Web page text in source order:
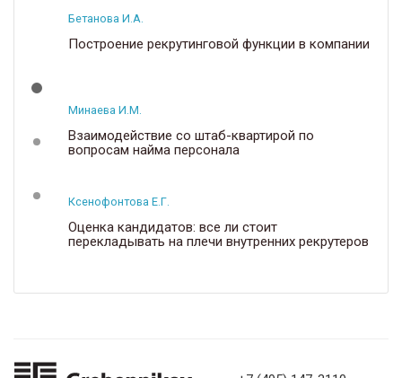
Бетанова И.А.
Построение рекрутинговой функции в компании
Минаева И.М.
Взаимодействие со штаб-квартирой по
вопросам найма персонала
Ксенофонтова Е.Г.
Оценка кандидатов: все ли стоит
перекладывать на плечи внутренних рекрутеров